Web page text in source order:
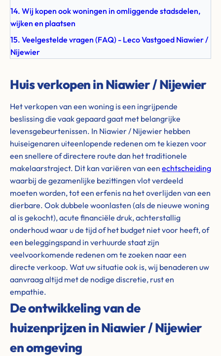
14. Wij kopen ook woningen in omliggende stadsdelen,
wijken en plaatsen
15. Veelgestelde vragen (FAQ) - Leco Vastgoed Niawier /
Nijewier
Huis verkopen in Niawier / Nijewier
Het verkopen van een woning is een ingrijpende
beslissing die vaak gepaard gaat met belangrijke
levensgebeurtenissen. In Niawier / Nijewier hebben
huiseigenaren uiteenlopende redenen om te kiezen voor
een snellere of directere route dan het traditionele
makelaarstraject. Dit kan variëren van een echtscheiding
waarbij de gezamenlijke bezittingen vlot verdeeld
moeten worden, tot een erfenis na het overlijden van een
dierbare. Ook dubbele woonlasten (als de nieuwe woning
al is gekocht), acute financiële druk, achterstallig
onderhoud waar u de tijd of het budget niet voor heeft, of
een beleggingspand in verhuurde staat zijn
veelvoorkomende redenen om te zoeken naar een
directe verkoop. Wat uw situatie ook is, wij benaderen uw
aanvraag altijd met de nodige discretie, rust en
empathie.
De ontwikkeling van de
huizenprijzen in Niawier / Nijewier
en omgeving